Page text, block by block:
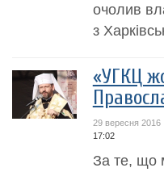
очолив
з
«УГКЦ
29 вересня 2016
17:02
За те, що